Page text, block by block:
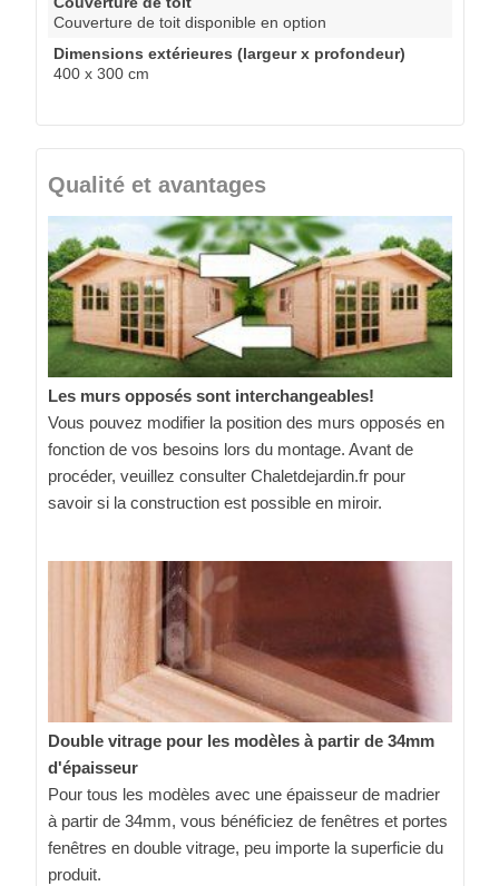
Couverture de toit disponible en option
Dimensions extérieures (largeur x profondeur)
400 x 300 cm
Qualité et avantages
Les murs opposés sont interchangeables!
Vous pouvez modifier la position des murs opposés en
fonction de vos besoins lors du montage. Avant de
procéder, veuillez consulter Chaletdejardin.fr pour
savoir si la construction est possible en miroir.
Double vitrage pour les modèles à partir de 34mm
d'épaisseur
Pour tous les modèles avec une épaisseur de madrier
à partir de 34mm, vous bénéficiez de fenêtres et portes
fenêtres en double vitrage, peu importe la superficie du
produit.